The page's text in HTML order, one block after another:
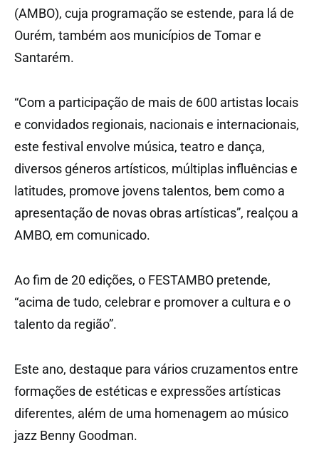
(AMBO), cuja programação se estende, para lá de
Ourém, também aos municípios de Tomar e
Santarém.
“Com a participação de mais de 600 artistas locais
e convidados regionais, nacionais e internacionais,
este festival envolve música, teatro e dança,
diversos géneros artísticos, múltiplas influências e
latitudes, promove jovens talentos, bem como a
apresentação de novas obras artísticas”, realçou a
AMBO, em comunicado.
Ao fim de 20 edições, o FESTAMBO pretende,
“acima de tudo, celebrar e promover a cultura e o
talento da região”.
Este ano, destaque para vários cruzamentos entre
formações de estéticas e expressões artísticas
diferentes, além de uma homenagem ao músico
jazz Benny Goodman.